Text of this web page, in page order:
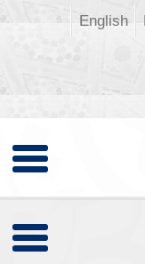
English